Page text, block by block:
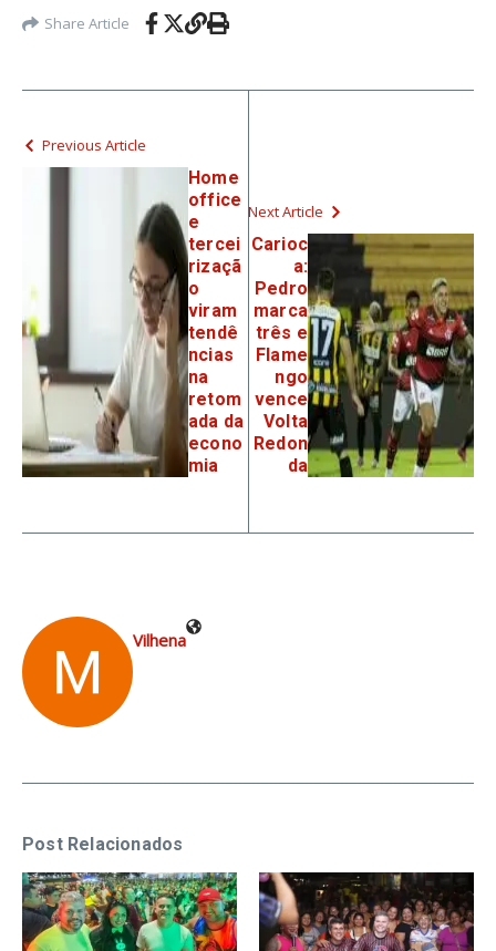
Share Article
Previous Article
Home
office
e
tercei
rizaçã
o
viram
tendê
ncias
na
retom
ada da
econo
mia
Next Article
Carioc
a:
Pedro
marca
três e
Flame
ngo
vence
Volta
Redon
da
Vilhena
Post Relacionados